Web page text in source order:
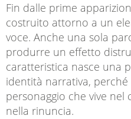
Fin dalle prime
costruito attorno a un
voce. Anche una sola
produrre un effetto
caratteristica nasce una
identità narrativa, perché
personaggio che vive
nella rinuncia.